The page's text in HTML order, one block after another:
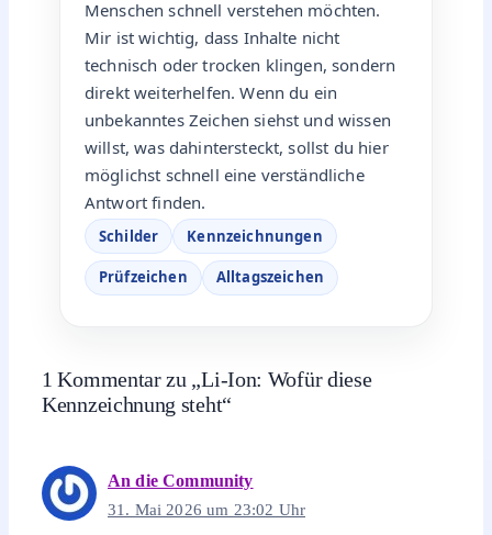
Menschen schnell verstehen möchten.
Mir ist wichtig, dass Inhalte nicht
technisch oder trocken klingen, sondern
direkt weiterhelfen. Wenn du ein
unbekanntes Zeichen siehst und wissen
willst, was dahintersteckt, sollst du hier
möglichst schnell eine verständliche
Antwort finden.
Schilder Kennzeichnungen
Prüfzeichen Alltagszeichen
1 Kommentar zu „Li-Ion: Wofür diese
Kennzeichnung steht“
An die Community
31. Mai 2026 um 23:02 Uhr